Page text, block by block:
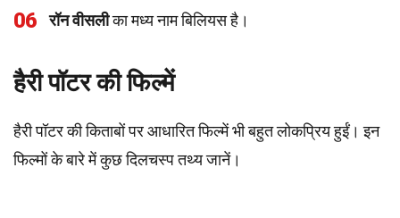
06 रॉन वीसलीका मध्य नाम बिलियस है।
हैरी पॉटर की फिल्में
हैरी पॉटर की किताबों पर आधारित फिल्में भी बहुत लोकप्रिय हुईं। इन
फिल्मों के बारे में कुछ दिलचस्प तथ्य जानें।